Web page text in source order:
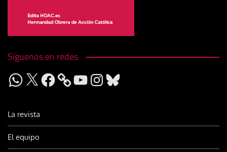
Síguenos en redes
WhatsApp
X Facebook YouTubeInstagram
Bluesky
La revista
El equipo